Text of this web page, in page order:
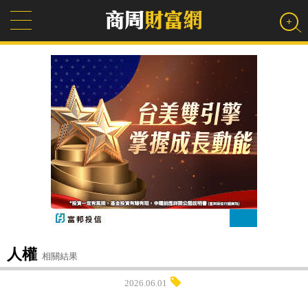
人權 相關結果
2026.06.01